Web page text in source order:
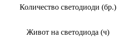
Количество светодиоди (бр.)
Живот на светодиода (ч)